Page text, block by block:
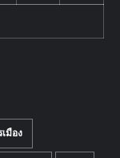
เมือง